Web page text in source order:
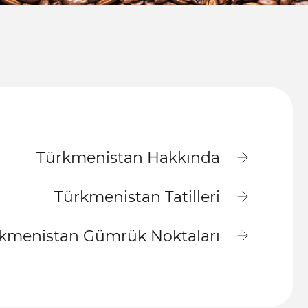
Türkmenistan Hakkında
Türkmenistan Tatilleri
Gümrük Noktaları